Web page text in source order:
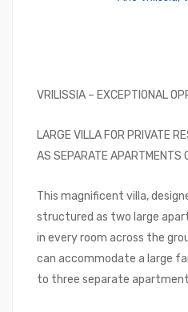
VRILISSIA – EXCEPTIONAL
LARGE VILLA FOR PRIVATE
AS SEPARATE APARTMENTS
This magnificent villa,
structured as two large
in every room across the
can accommodate a large
to three separate